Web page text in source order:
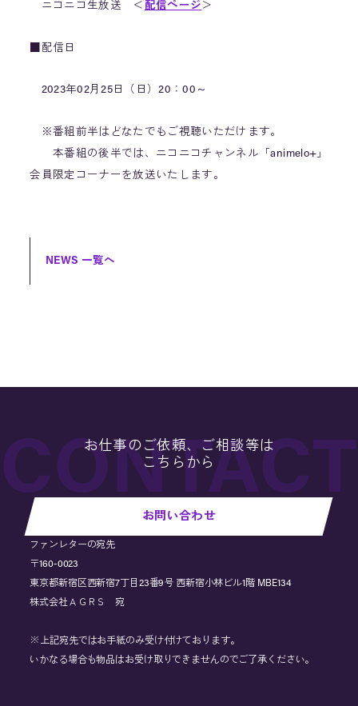
ニコニコ生放送 ＜ 配信ページ ＞
■配信日
2023年02月25日（日）20：00～
※番組前半はどなたでもご視聴いただけます。
本番組の後半では、ニコニコチャンネル「animelo+」
会員限定コーナーを放送いたします。
NEWS 一覧へ
お仕事のご依頼、ご相談等は
こちらから
お問い合わせ
ファンレターの宛先
〒160-0023
東京都新宿区西新宿7丁目23番9号 西新宿小林ビル1階 MBE134
株式会社ＡＧＲＳ 宛
※上記宛先ではお手紙のみ受け付けております。
いかなる場合も物品はお受け取りできませんのでご了承ください。